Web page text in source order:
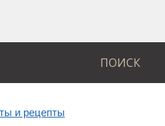
ПОИСК
и рецепты